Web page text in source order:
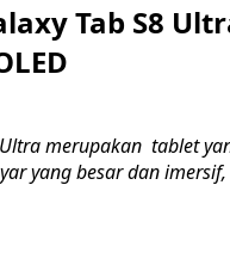
Tab S8
Ultra merupakan tablet
yang besar dan imersif,